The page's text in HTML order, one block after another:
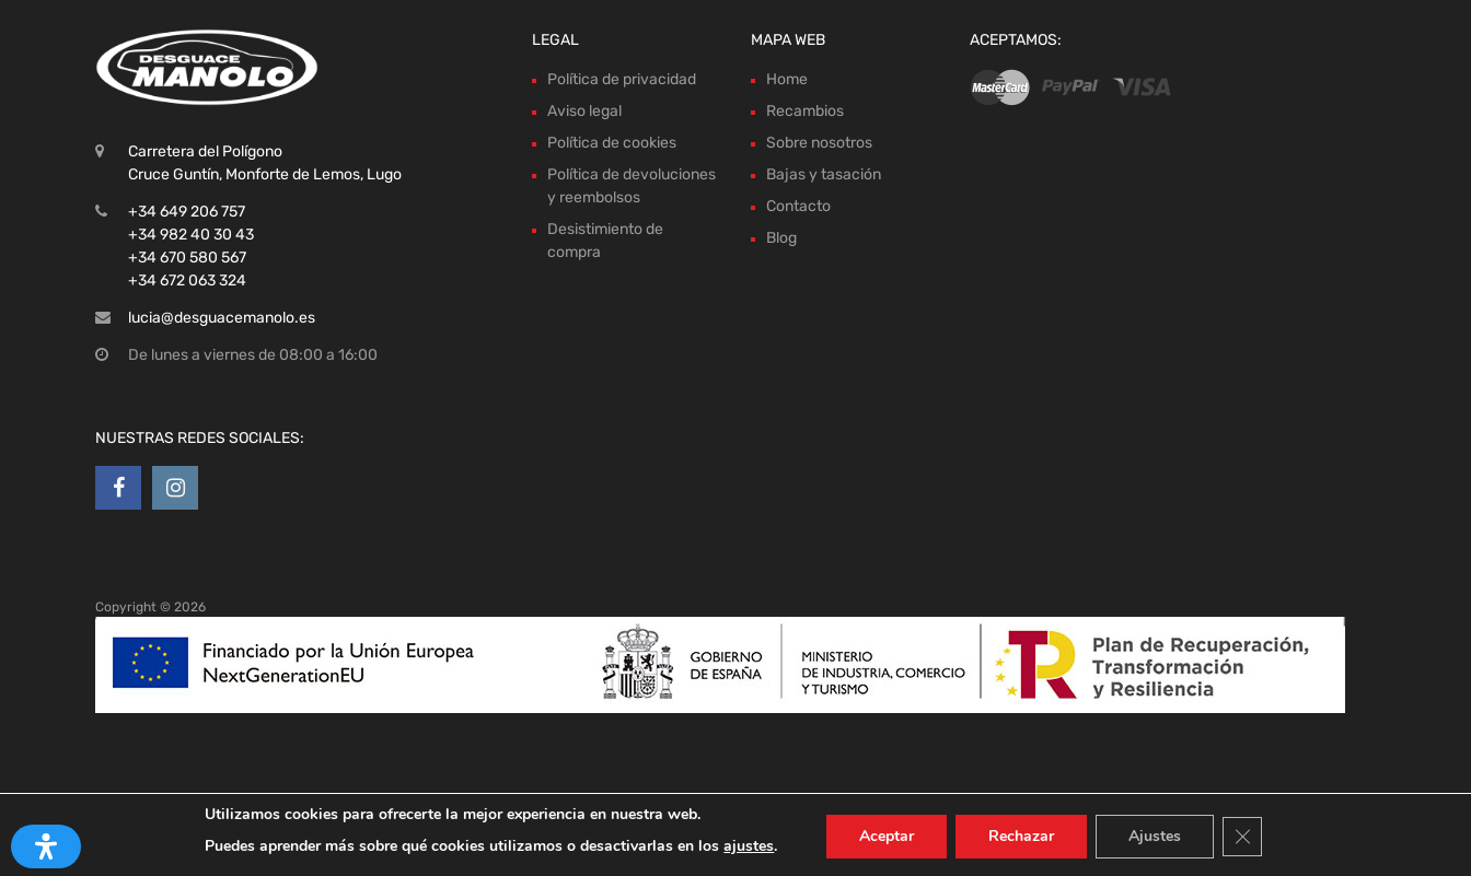
Carretera del Polígono
Cruce Guntín, Monforte de Lemos, Lugo
+34 649 206 757
+34 982 40 30 43
+34 670 580 567
+34 672 063 324
lucia@desguacemanolo.es
De lunes a viernes de 08:00 a 16:00
NUESTRAS REDES SOCIALES:
LEGAL
Política de privacidad
Aviso legal
Política de cookies
Política de devoluciones
y reembolsos
Desistimiento de
compra
MAPA WEB
Home
Recambios
Sobre nosotros
Bajas y tasación
Contacto
Blog
ACEPTAMOS:
Copyright © 2026
Utilizamos cookies para ofrecerte la mejor experiencia en nuestra web.
Puedes aprender más sobre qué cookies utilizamos o desactivarlas en losajustes. Aceptar Rechazar Ajustes Cerrar el banner de cookies RGPD